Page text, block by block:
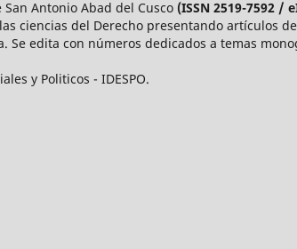
Antonio Abad del Cusco (ISSN 2519-7592 /
ciencias del Derecho presentando artículos
edita con números dedicados a temas
y Politicos - IDESPO.